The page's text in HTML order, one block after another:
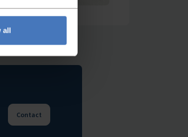
all
Contact